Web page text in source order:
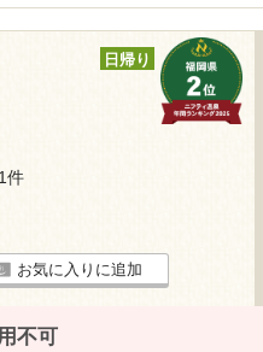
日帰り
件
お気に入りに追加
不可